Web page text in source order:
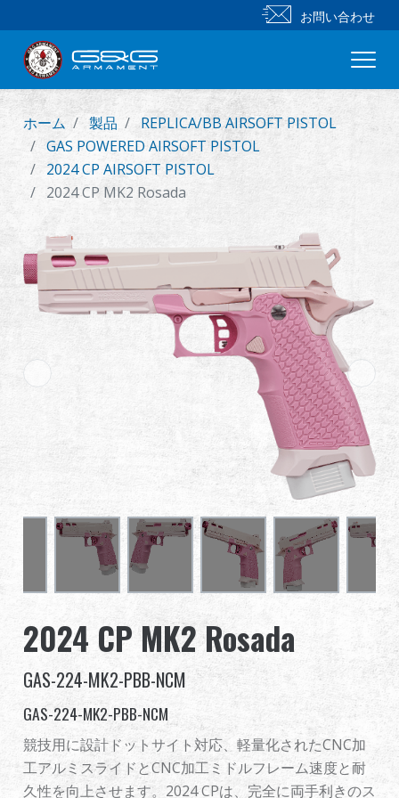
新製品
小銃
部品 & 付属品
BB 弾
射撃訓練シリーズ
グローバル販売
私たちについて
競技会とイベント
サインイン
繁體中文 English (US)
Français 日本語
お問い合わせ
ホーム 製品
REPLICA/BB AIRSOFT PISTOL
GAS POWERED AIRSOFT PISTOL
2024 CP AIRSOFT PISTOL
2024 CP MK2 Rosada
2024 CP MK2 Rosada
GAS-224-MK2-PBB-NCM
GAS-224-MK2-PBB-NCM
競技用に設計ドットサイト対応、軽量化されたCNC加
工アルミスライドとCNC加工ミドルフレーム速度と耐
久性を向上させます。2024 CPは、完全に両手利きのス